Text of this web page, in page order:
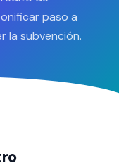
paso a
la subvención.